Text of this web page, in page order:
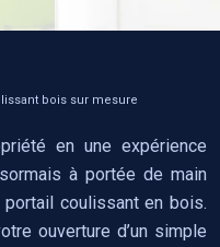
bois sur mesure
en une expérience
à portée de main
portail coulissant en bois.
ouverture d’un simple